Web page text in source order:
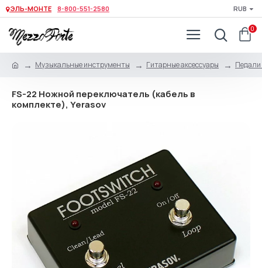
ЭЛЬ-МОНТЕ 8-800-551-2580 RUB
0
Музыкальные инструменты Гитарные аксессуары Педали
FS-22 Ножной переключатель (кабель в
комплекте), Yerasov